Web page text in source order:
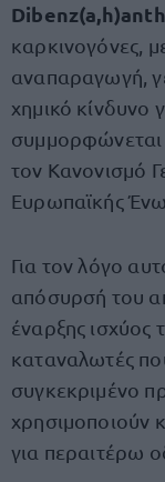
καρκινογόνες,
αναπαραγωγή,
χημικό κίνδυνο
συμμορφώνεται
τον Κανονισμό
Ευρωπαϊκής
Για τον λόγο
απόσυρσή του
έναρξης ισχύος
καταναλωτές
συγκεκριμένο
χρησιμοποιούν
για περαιτέρω